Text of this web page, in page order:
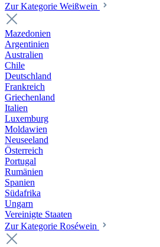
Zur Kategorie Weißwein
Mazedonien
Argentinien
Australien
Chile
Deutschland
Frankreich
Griechenland
Italien
Luxemburg
Moldawien
Neuseeland
Österreich
Portugal
Rumänien
Spanien
Südafrika
Ungarn
Vereinigte Staaten
Zur Kategorie Roséwein